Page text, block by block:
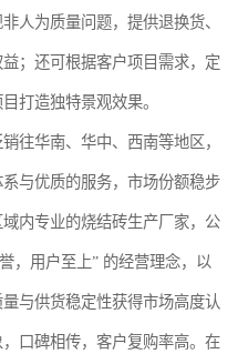
人为质量问题，提供退换货、
；还可根据客户项目需求，定
打造独特景观效果。
往华南、华中、西南等地区，
与优质的服务，市场份额稳步
内专业的烧结砖生产厂家，公
，用户至上” 的经营理念，以
与供货稳定性获得市场高度认
口碑相传，客户复购率高。在